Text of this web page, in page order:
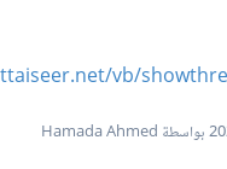
vb/
بواسطة Hamada Ahmed